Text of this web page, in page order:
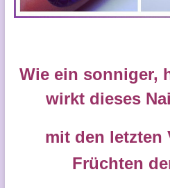
Wie ein sonniger,
wirkt dieses
mit den letzten
Früchten